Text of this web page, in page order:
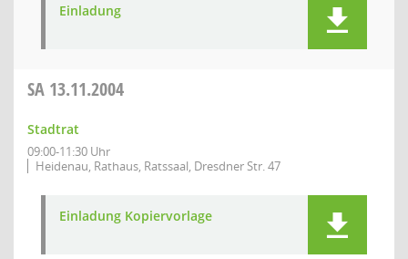
Einladung
SA 13.11.2004
Stadtrat
09:00-11:30 Uhr
Heidenau, Rathaus, Ratssaal, Dresdner Str. 47
Einladung Kopiervorlage